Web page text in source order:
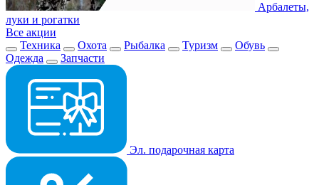
Арбалеты,
луки и рогатки
Все акции
Техника
Охота Рыбалка Туризм
Обувь
Одежда
Запчасти
Эл. подарочная карта